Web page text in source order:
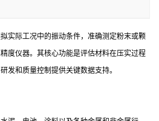
实际工况中的振动条件，准确测定粉末或颗
度仪器。其核心功能是评估材料在压实过程
发和质量控制提供关键数据支持。